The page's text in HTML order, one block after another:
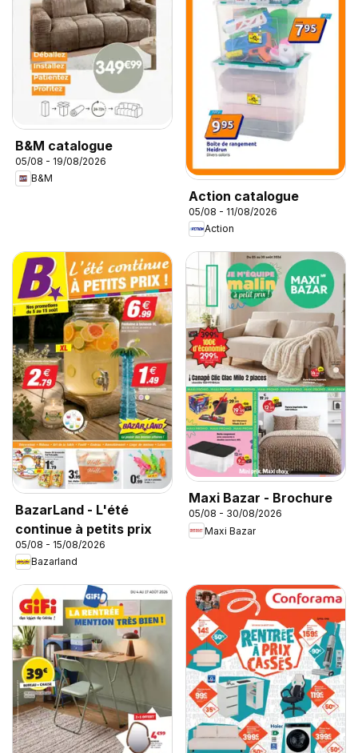
B&M catalogue
05/08 - 19/08/2026
B&M
Action catalogue
05/08 - 11/08/2026
Action
BazarLand - L'été
continue à petits prix
05/08 - 15/08/2026
Bazarland
Maxi Bazar - Brochure
05/08 - 30/08/2026
Maxi Bazar